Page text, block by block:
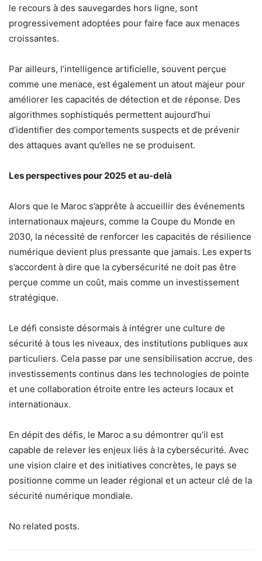
le recours à des sauvegardes hors ligne, sont
progressivement adoptées pour faire face aux menaces
croissantes.
Par ailleurs, l’intelligence artificielle, souvent perçue
comme une menace, est également un atout majeur pour
améliorer les capacités de détection et de réponse. Des
algorithmes sophistiqués permettent aujourd’hui
d’identifier des comportements suspects et de prévenir
des attaques avant qu’elles ne se produisent.
Les perspectives pour 2025 et au-delà
Alors que le Maroc s’apprête à accueillir des événements
internationaux majeurs, comme la Coupe du Monde en
2030, la nécessité de renforcer les capacités de résilience
numérique devient plus pressante que jamais. Les experts
s’accordent à dire que la cybersécurité ne doit pas être
perçue comme un coût, mais comme un investissement
stratégique.
Le défi consiste désormais à intégrer une culture de
sécurité à tous les niveaux, des institutions publiques aux
particuliers. Cela passe par une sensibilisation accrue, des
investissements continus dans les technologies de pointe
et une collaboration étroite entre les acteurs locaux et
internationaux.
En dépit des défis, le Maroc a su démontrer qu’il est
capable de relever les enjeux liés à la cybersécurité. Avec
une vision claire et des initiatives concrètes, le pays se
positionne comme un leader régional et un acteur clé de la
sécurité numérique mondiale.
No related posts.